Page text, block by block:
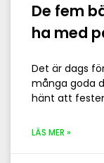
De fem
ha med
Det är dags
många goda
hänt att
LÄS MER »